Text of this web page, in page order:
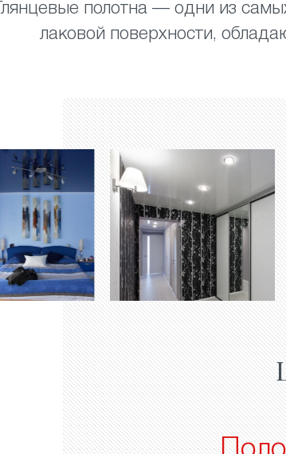
Глянцевые полотна — одни из
лаковой поверхности,